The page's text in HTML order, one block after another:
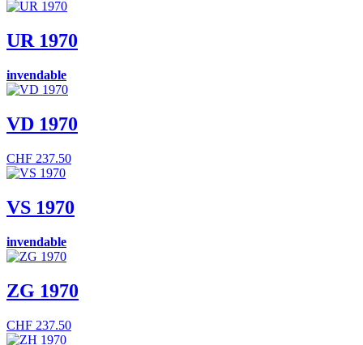
UR 1970
invendable
VD 1970
CHF 237.50
VS 1970
invendable
ZG 1970
CHF 237.50